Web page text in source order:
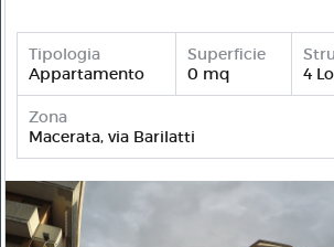
Tipologia
Appartamento
Superficie
0 mq
4
Zona
Macerata, via Barilatti